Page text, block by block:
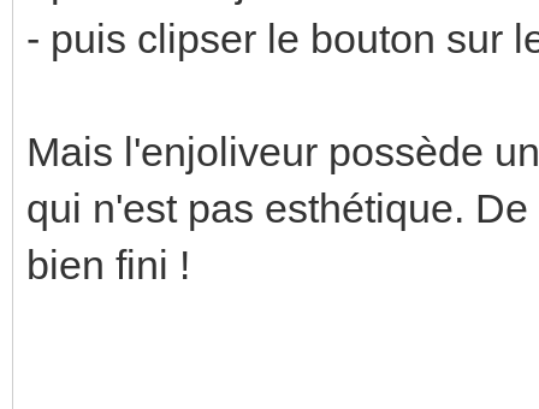
- puis clipser le bouton sur
Mais l'enjoliveur possède
qui n'est pas esthétique.
bien fini !